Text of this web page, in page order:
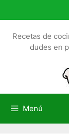
a
l
Recetas de
dudes en
Menú